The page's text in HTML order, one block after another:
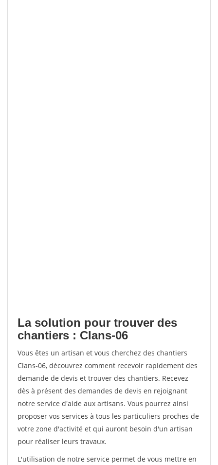
La solution pour trouver des
chantiers : Clans-06
Vous êtes un artisan et vous cherchez des chantiers
Clans-06, découvrez comment recevoir rapidement des
demande de devis et trouver des chantiers. Recevez
dès à présent des demandes de devis en rejoignant
notre service d'aide aux artisans. Vous pourrez ainsi
proposer vos services à tous les particuliers proches de
votre zone d'activité et qui auront besoin d'un artisan
pour réaliser leurs travaux.
L'utilisation de notre service permet de vous mettre en